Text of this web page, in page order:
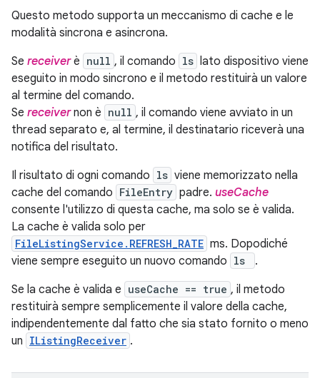
Questo metodo supporta un meccanismo di cache e le
modalità sincrona e asincrona.
Se receiverè null , il comando ls lato dispositivo viene
eseguito in modo sincrono e il metodo restituirà un valore
al termine del comando.
Se receivernon è null , il comando viene avviato in un
thread separato e, al termine, il destinatario riceverà una
notifica del risultato.
Il risultato di ogni comando ls viene memorizzato nella
cache del comando FileEntry padre. useCache
consente l'utilizzo di questa cache, ma solo se è valida.
La cache è valida solo per
FileListingService.REFRESH_RATE ms. Dopodiché
viene sempre eseguito un nuovo comando ls
.
Se la cache è valida e useCache == true , il metodo
restituirà sempre semplicemente il valore della cache,
indipendentemente dal fatto che sia stato fornito o meno
un IListingReceiver .